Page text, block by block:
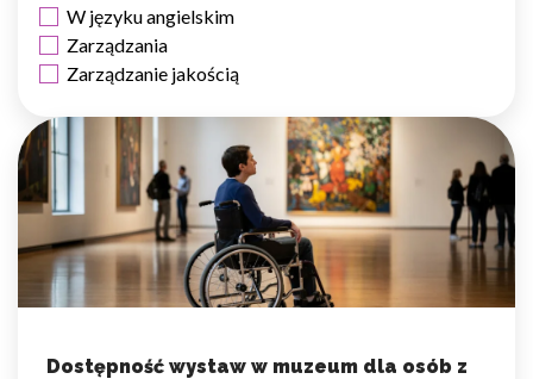
W języku angielskim
Zarządzania
Zarządzanie jakością
Dostępność wystaw w muzeum dla osób z